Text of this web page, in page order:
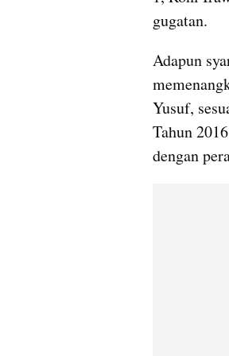
gugatan.
Adapun
Yusuf,
Tahun
dengan